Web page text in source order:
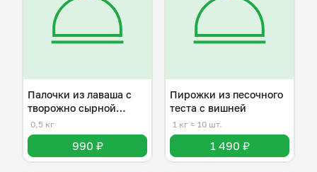
Палочки из лаваша с
творожно сырной
начинкой
0,5 кг
990 ₽
Пирожки из песочного
теста с вишней
1 кг ≈ 10 шт.
1 490 ₽